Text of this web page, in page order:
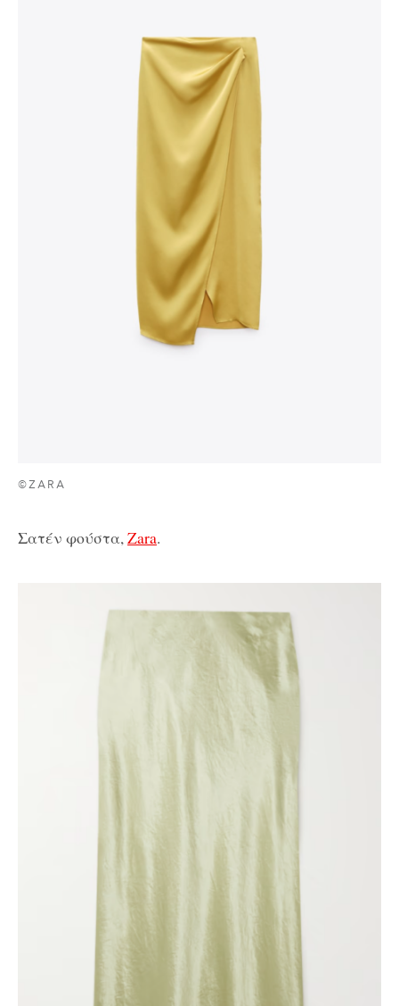
©ZARA
Σατέν φούστα,Zara.